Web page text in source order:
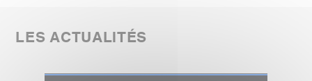
LES ACTUALITÉS